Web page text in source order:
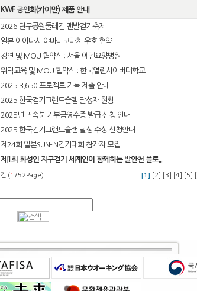
KWF 공인화(카이만) 제품 안내
2026 단구공원둘레길 맨발걷기축제
일본 이이다시 야마비코마치 우호 협약
강연 및 MOU 협약식 : 서울 에덴요양병원
위탁교육 및 MOU 협약식 : 한국열린사이버대학교
2025 3,650 프로젝트 기록 제출 안내
2025 한국걷기그랜드슬램 달성자 현황
2025년 귀속분 기부금영수증 발급 신청 안내
2025 한국걷기그랜드슬램 달성 수상 신청안내
제24회 일본SUN-IN걷기대회 참가자 모집
제1회 화성인 지구걷기 세계인이 함께하는 발안천 플로...
건 (1 /52Page) [1] [2] [3] [4] [5]